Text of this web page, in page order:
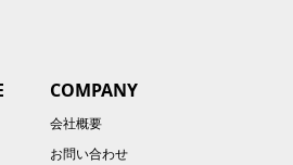
COMPANY
会社概要
お問い合わせ